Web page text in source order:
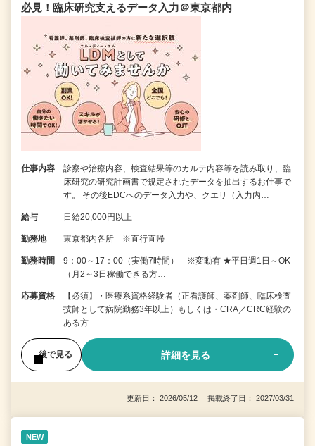
必見！臨床研究支えるデータ入力＠東京都内
仕事内容
診察や治療内容、検査結果等のカルテ内容等を読み取り、臨
床研究の研究計画書で規定されたデータを抽出するお仕事で
す。 その後EDCへのデータ入力や、クエリ（入力内…
給与 日給20,000円以上
勤務地 東京都内各所 ※直行直帰
勤務時間
9：00～17：00（実働7時間） ※変動有 ★平日週1日～OK
（月2～3日稼働できる方…
応募資格
【必須】・医療系資格経験者（正看護師、薬剤師、臨床検査
技師として病院勤務3年以上）もしくは・CRA／CRC経験の
ある方
後で見る 詳細を見る
更新日： 2026/05/12 掲載終了日： 2027/03/31
NEW